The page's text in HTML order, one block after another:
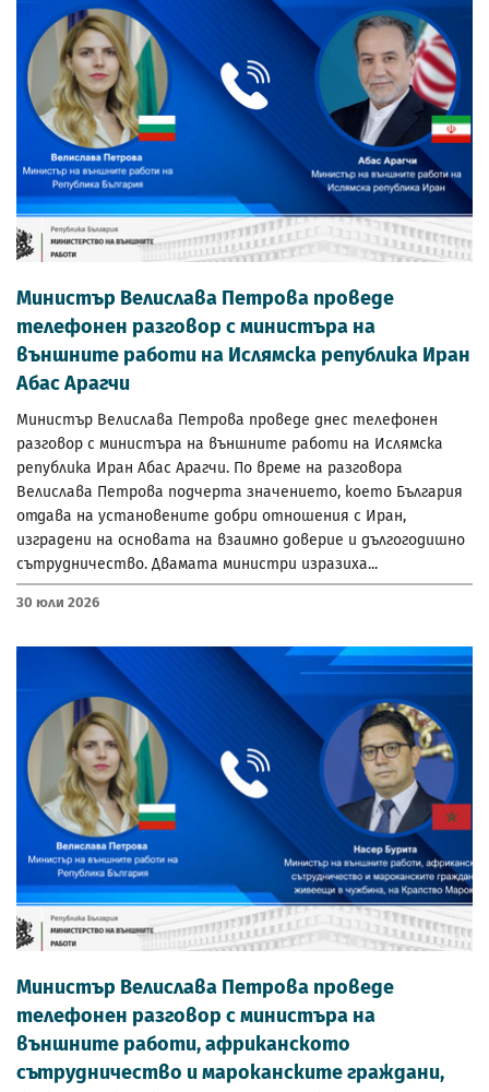
Министър Велислава Петрова проведе
телефонен разговор с министъра на
външните работи на Ислямска република Иран
Абас Арагчи
Министър Велислава Петрова проведе днес телефонен
разговор с министъра на външните работи на Ислямска
република Иран Абас Арагчи. По време на разговора
Велислава Петрова подчерта значението, което България
отдава на установените добри отношения с Иран,
изградени на основата на взаимно доверие и дългогодишно
сътрудничество. Двамата министри изразиха...
30 Юли 2026
Министър Велислава Петрова проведе
телефонен разговор с министъра на
външните работи, африканското
сътрудничество и мароканските граждани,